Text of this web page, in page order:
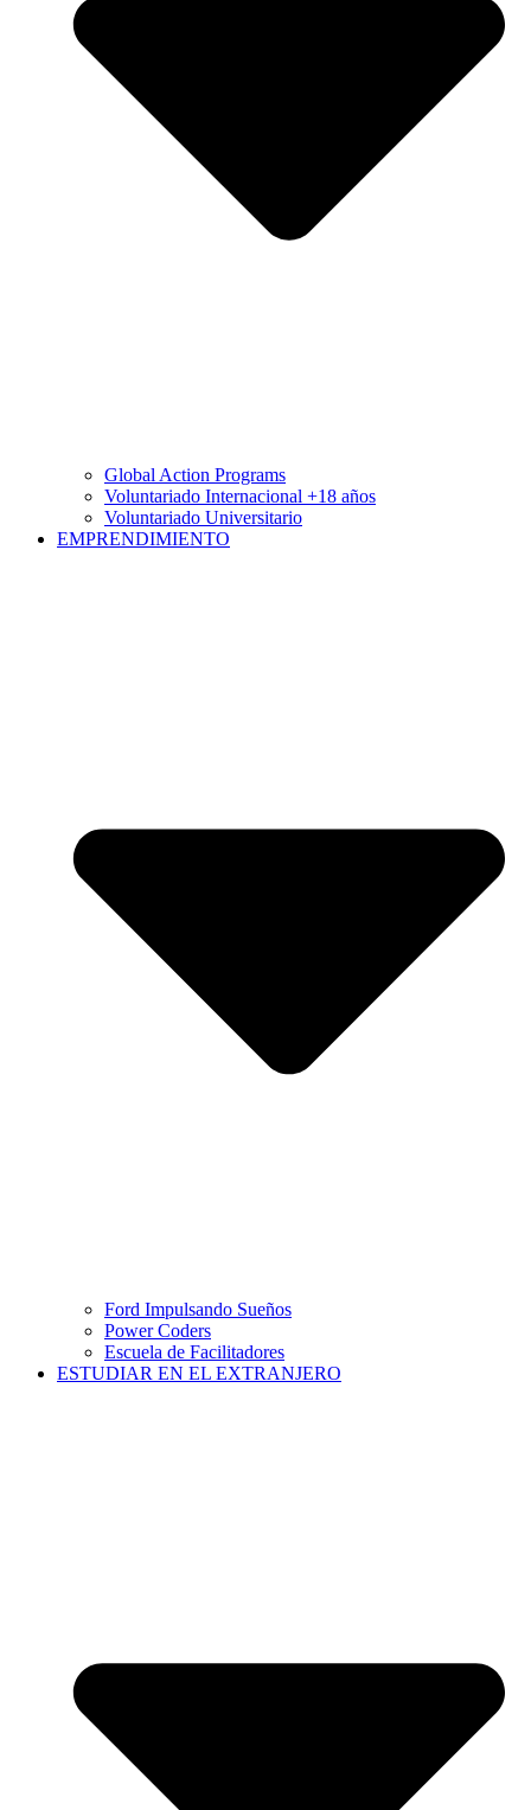
Global Action Programs
Voluntariado Internacional +18 años
Voluntariado Universitario
EMPRENDIMIENTO
Ford Impulsando Sueños
Power Coders
Escuela de Facilitadores
ESTUDIAR EN EL EXTRANJERO